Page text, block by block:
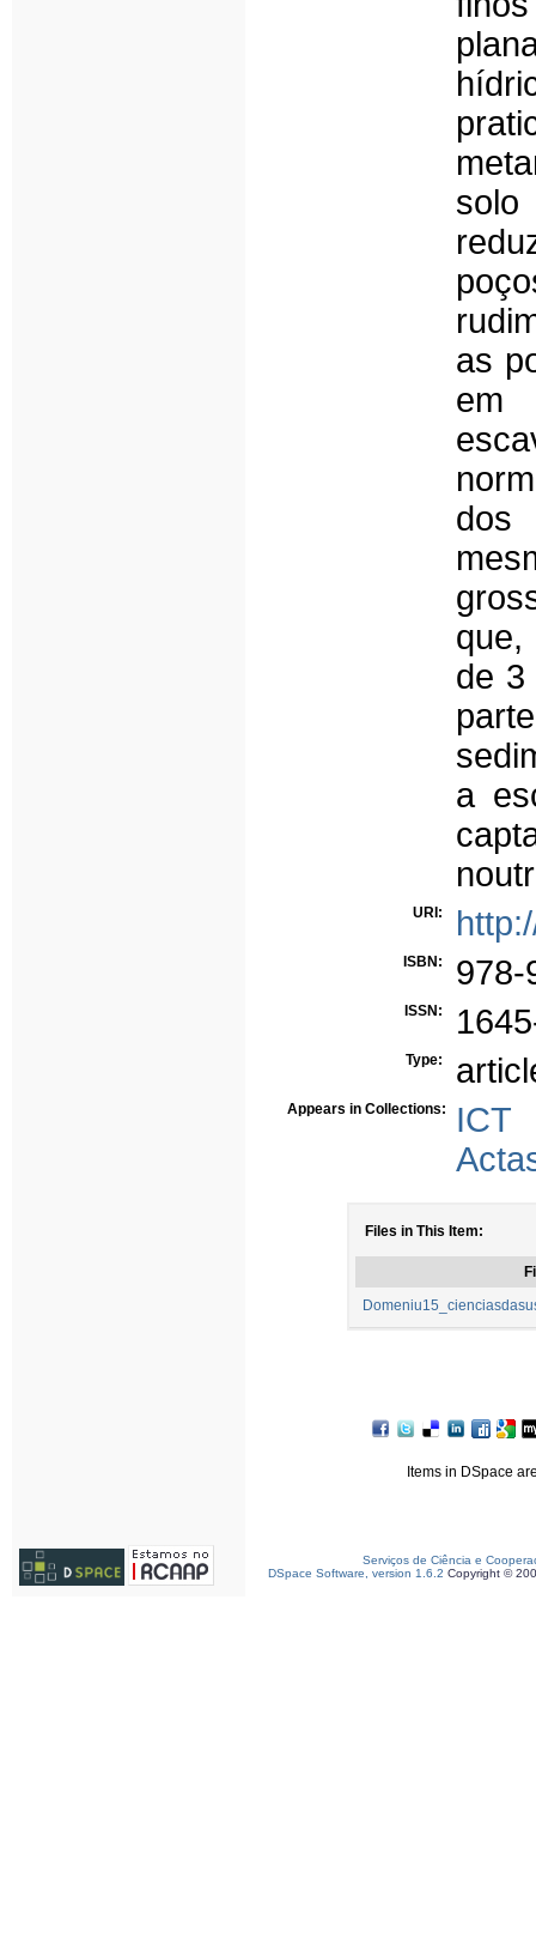
solo
as
em
dos
que,
de 3
a
URI:
ISBN: 978-
ISSN:
Type:
Appears in Collections:
Files in This Item:
Items in DSpace
Serviços de Ciência e
DSpace Software, version 1.6.2 Copyright ©